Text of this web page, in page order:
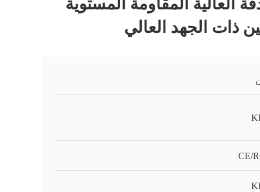
العالية المقاومة المستوية
ذات الجهد العالي
CE/